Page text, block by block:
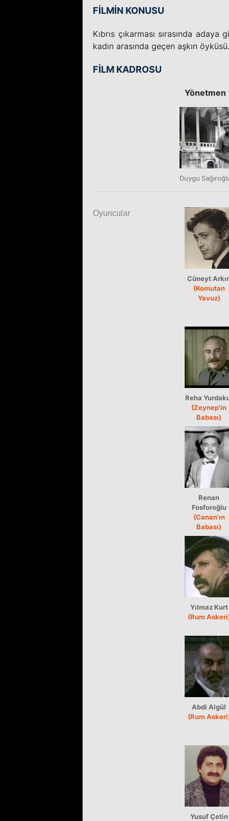
FİLMİN KONUSU
Kıbrıs çıkarması sırasında
kadın arasında geçen aşkın
FİLM KADROSU
Yönetmen
Duygu
Oyuncular
Cüneyt
(Komutan
Yavuz)
Reha
(Zeynep'in
Babası)
Renan
Fosforoğlu
(Canan'ın
Babası)
Yılmaz Kurt
(Rum
Abdi Algül
(Rum
Yusuf Çetin